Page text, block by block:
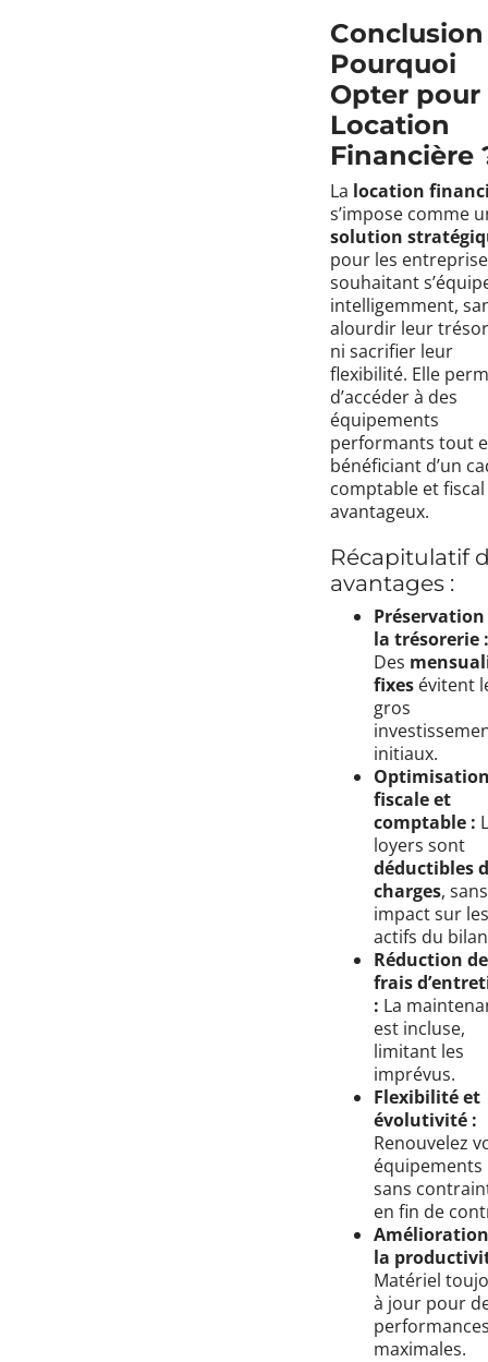
Conclusion
Pourquoi
Opter pour
Location
Financière
La location
s’impose comme
solution
pour les
souhaitant
intelligemment,
alourdir leur
ni sacrifier leur
flexibilité. Elle
d’accéder à des
équipements
performants tout
bénéficiant d’un
comptable et fiscal
avantageux.
Récapitulatif
avantages :
Préservation
la trésorerie :
Des
fixes évitent
gros
initiaux.
fiscale et
comptable :
loyers sont
déductibles
charges, sans
impact sur les
actifs du
Réduction
frais
: La
est incluse,
limitant les
imprévus.
Flexibilité et
évolutivité :
Renouvelez
équipements
sans
en fin de
la
Matériel
à jour pour
maximales.